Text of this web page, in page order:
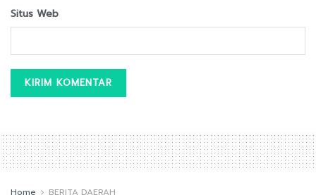
Situs Web
Home BERITA DAERAH